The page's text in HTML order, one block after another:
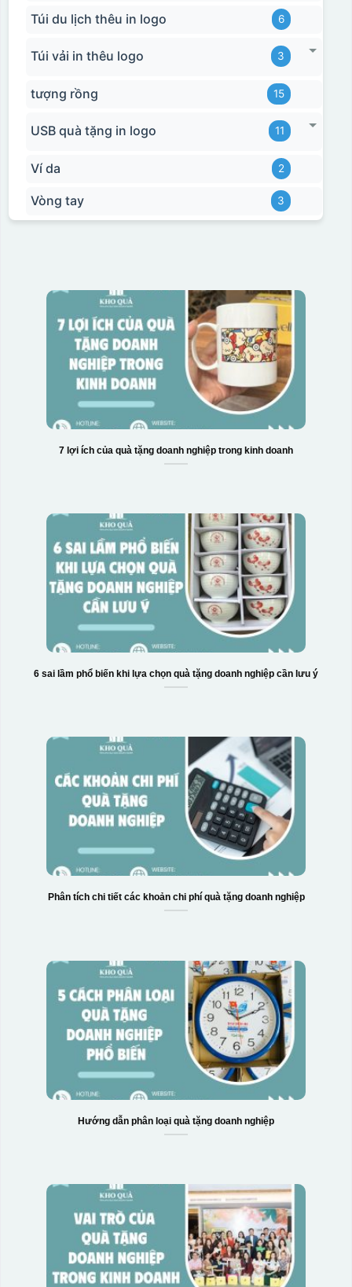
Túi du lịch thêu in logo 6
Túi vải in thêu logo 3
tượng rồng 15
USB quà tặng in logo 11
Ví da 2
Vòng tay 3
7 lợi ích của quà tặng doanh nghiệp trong kinh doanh
6 sai lầm phổ biến khi lựa chọn quà tặng doanh nghiệp cần lưu ý
Phân tích chi tiết các khoản chi phí quà tặng doanh nghiệp
Hướng dẫn phân loại quà tặng doanh nghiệp